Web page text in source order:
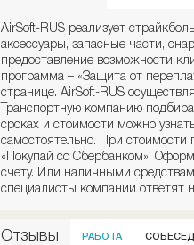
AirSoft-RUS реализует
аксессуары, запасные части,
предоставление возможности
программа – «Защита от
странице. AirSoft-RUS
Транспортную компанию
сроках и стоимости можно
самостоятельно. При
«Покупай со Сбербанком».
счету. Или наличными
специалисты компании ответят
Отзывы РАБОТА